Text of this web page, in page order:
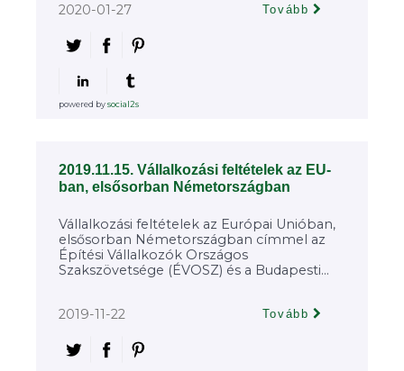
2020-01-27 Tovább
powered bysocial2s
2019.11.15. Vállalkozási feltételek az EU-
ban, elsősorban Németországban
Vállalkozási feltételek az Európai Unióban,
elsősorban Németországban címmel az
Építési Vállalkozók Országos
Szakszövetsége (ÉVOSZ) és a Budapesti...
2019-11-22 Tovább